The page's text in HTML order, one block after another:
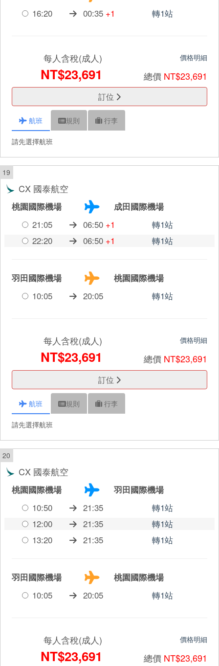
16:20
00:35 +1 轉1站
每人含稅(成人)
NT$23,691
價格明細
總價 NT$23,691
訂位
航班 規則 行李
請先選擇航班
19
CX 國泰航空
桃園國際機場
成田國際機場
21:05
06:50 +1
轉1站
22:20
06:50 +1 轉1站
羽田國際機場
桃園國際機場
10:05
20:05 轉1站
每人含稅(成人)
NT$23,691
價格明細
總價 NT$23,691
訂位
航班 規則 行李
請先選擇航班
20
CX 國泰航空
桃園國際機場
羽田國際機場
10:50
21:35
轉1站
12:00
21:35
轉1站
13:20
21:35 轉1站
羽田國際機場
桃園國際機場
10:05
20:05 轉1站
每人含稅(成人)
NT$23,691
價格明細
總價 NT$23,691